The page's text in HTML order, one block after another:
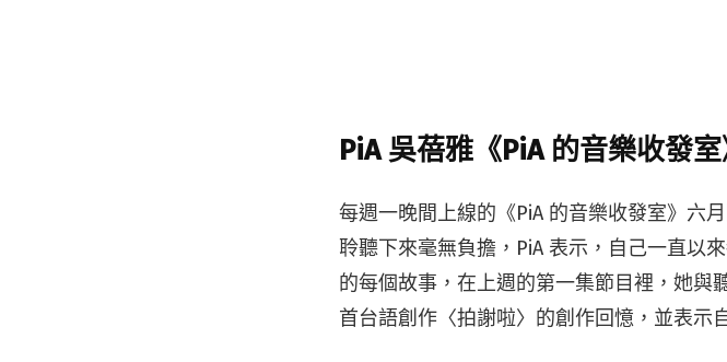
‎PiA 吳蓓雅《PiA 的音樂收發室
每週一晚間上線的《PiA 的音樂收發室》六
聆聽下來毫無負擔，PiA 表示，自己一直以
的每個故事，在上週的第一集節目裡，她與
首台語創作〈拍謝啦〉的創作回憶，並表示